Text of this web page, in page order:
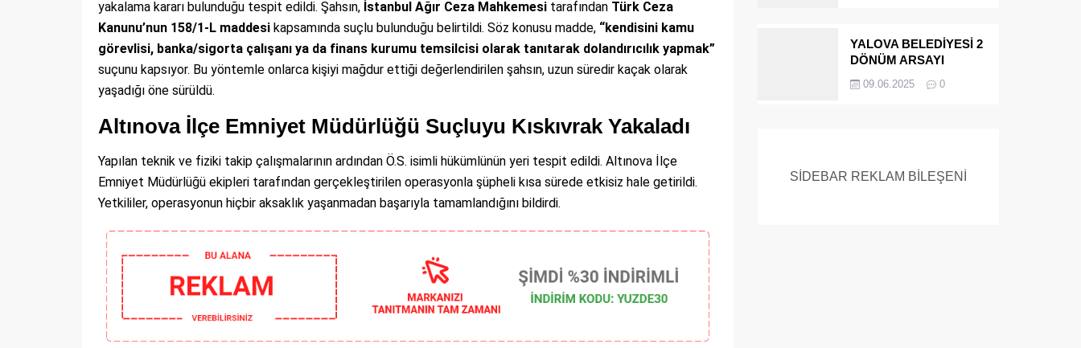
yakalama kararı bulunduğu tespit edildi. Şahsın, İstanbul Ağır Ceza Mahkemesi tarafından Türk Ceza
Kanunu’nun 158/1-L maddesi kapsamında suçlu bulunduğu belirtildi. Söz konusu madde, “kendisini kamu
görevlisi, banka/sigorta çalışanı ya da finans kurumu temsilcisi olarak tanıtarak dolandırıcılık yapmak”
suçunu kapsıyor. Bu yöntemle onlarca kişiyi mağdur ettiği değerlendirilen şahsın, uzun süredir kaçak olarak
yaşadığı öne sürüldü.
Altınova İlçe Emniyet Müdürlüğü Suçluyu Kıskıvrak Yakaladı
Yapılan teknik ve fiziki takip çalışmalarının ardından Ö.S. isimli hükümlünün yeri tespit edildi. Altınova İlçe
Emniyet Müdürlüğü ekipleri tarafından gerçekleştirilen operasyonla şüpheli kısa sürede etkisiz hale getirildi.
Yetkililer, operasyonun hiçbir aksaklık yaşanmadan başarıyla tamamlandığını bildirdi.
YALOVA BELEDİYESİ 2
DÖNÜM ARSAYI
09.06.2025 0
SİDEBAR REKLAM BİLEŞENİ